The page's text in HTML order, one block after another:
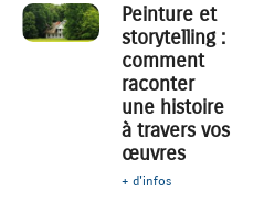
Peinture et
storytelling :
comment
raconter
une histoire
à travers vos
œuvres
+ d'infos